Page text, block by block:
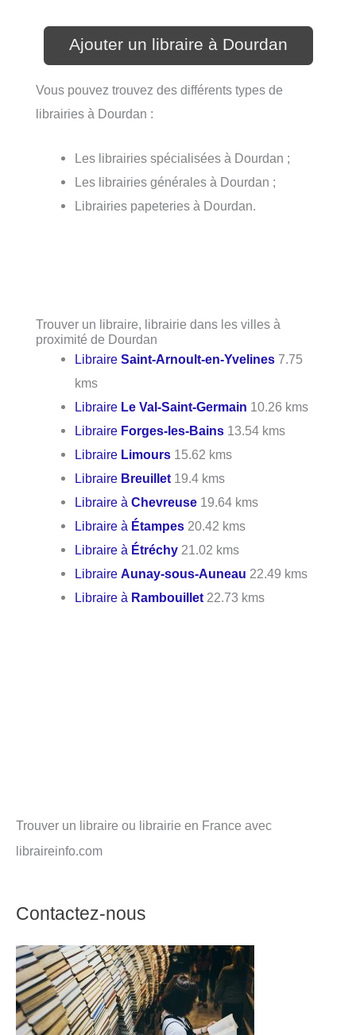
Ajouter un libraire à Dourdan
Vous pouvez trouvez des différents types de
librairies à Dourdan :
Les librairies spécialisées à Dourdan ;
Les librairies générales à Dourdan ;
Librairies papeteries à Dourdan.
Trouver un libraire, librairie dans les villes à
proximité de Dourdan
LibraireSaint-Arnoult-en-Yvelines 7.75
kms
Libraire Le Val-Saint-Germain 10.26 kms
Libraire Forges-les-Bains 13.54 kms
Libraire Limours 15.62 kms
Libraire Breuillet 19.4 kms
Libraire àChevreuse 19.64 kms
Libraire à Étampes 20.42 kms
Libraire à Étréchy 21.02 kms
LibraireAunay-sous-Auneau 22.49 kms
Libraire à Rambouillet 22.73 kms
Trouver un libraire ou librairie en France avec
libraireinfo.com
Contactez-nous